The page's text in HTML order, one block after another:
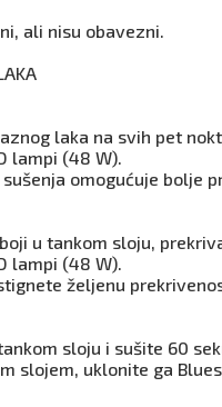
ali nisu obavezni.
laka na svih pet
lampi (48 W).
omogućuje bolje
u tankom sloju,
lampi (48 W).
željenu
sloju i sušite 60
slojem, uklonite ga